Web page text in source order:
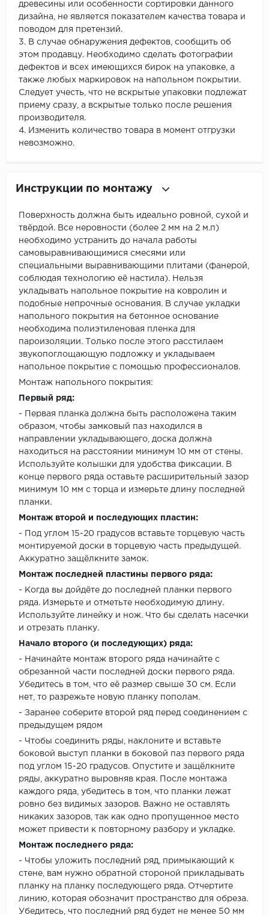
древесины или особенности сортировки данного
дизайна, не является показателем качества товара и
поводом для претензий.
3. В случае обнаружения дефектов, сообщить об
этом продавцу. Необходимо сделать фотографии
дефектов и всех имеющихся бирок на упаковке, а
также любых маркировок на напольном покрытии.
Следует учесть, что не вскрытые упаковки подлежат
приему сразу, а вскрытые только после решения
производителя.
4. Изменить количество товара в момент отгрузки
невозможно.
Инструкции по монтажу
Поверхность должна быть идеально ровной, сухой и
твёрдой. Все неровности (более 2 мм на 2 м.п)
необходимо устранить до начала работы
самовыравнивающимися смесями или
специальными выравнивающими плитами (фанерой,
соблюдая технологию её настила). Нельзя
укладывать напольное покрытие на ковролин и
подобные непрочные основания. В случае укладки
напольного покрытия на бетонное основание
необходима полиэтиленовая пленка для
пароизоляции. Только после этого расстилаем
звукопоглощающую подложку и укладываем
напольное покрытие с помощью профессионалов.
Монтаж напольного покрытия:
Первый ряд:
- Первая планка должна быть расположена таким
образом, чтобы замковый паз находился в
направлении укладывающего, доска должна
находиться на расстоянии минимум 10 мм от стены.
Используйте колышки для удобства фиксации. В
конце первого ряда оставьте расширительный зазор
минимум 10 мм с торца и измерьте длину последней
планки.
Монтаж второй и последующих пластин:
- Под углом 15-20 градусов вставьте торцевую часть
монтируемой доски в торцевую часть предыдущей.
Аккуратно защёлкните замок.
Монтаж последней пластины первого ряда:
- Когда вы дойдёте до последней планки первого
ряда. Измерьте и отметьте необходимую длину.
Используйте линейку и нож. Что бы сделать насечки
и отрезать планку.
Начало второго (и последующих) ряда:
- Начинайте монтаж второго ряда начинайте с
обрезанной части последней доски первого ряда.
Убедитесь в том, что её размер свыше 30 см. Если
нет, то разрежьте новую планку пополам.
- Заранее соберите второй ряд перед соединением с
предыдущем рядом
- Чтобы соединить ряды, наклоните и вставьте
боковой выступ планки в боковой паз первого ряда
под углом 15-20 градусов. Опустите и защёлкните
ряды, аккуратно выровняв края. После монтажа
каждого ряда, убедитесь в том, что планки лежат
ровно без видимых зазоров. Важно не оставлять
никаких зазоров, так как одно пропущенное место
может привести к повторному разбору и укладке.
Монтаж последнего ряда:
- Чтобы уложить последний ряд, примыкающий к
стене, вам нужно обратной стороной прикладывать
планку на планку последующего ряда. Отчертите
линию, которая обозначит пространство для обреза.
Убедитесь, что последний ряд будет не менее 50 мм